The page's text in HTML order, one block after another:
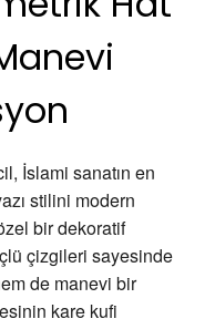
İslami sanatın en
stilini modern
bir dekoratif
çizgileri sayesinde
de manevi bir
kare kufi